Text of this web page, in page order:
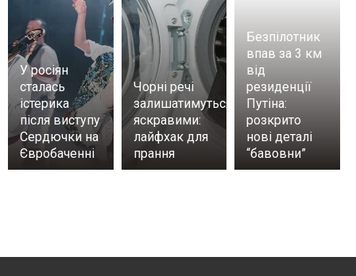
У росіян
сталась
істерика
після виступу
Сердючки на
Євробаченні
Чорні речі
залишатимуться
яскравими:
лайфхак для
прання
Безпілотник
впав за 3 км
від
резиденції
Путіна:
розкрито
нові деталі
“бавовни”